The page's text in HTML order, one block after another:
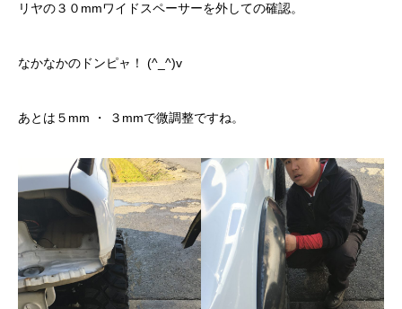
リヤの３０mmワイドスペーサーを外しての確認。
なかなかのドンピャ！ (^_^)v
あとは５mm ・ ３mmで微調整ですね。